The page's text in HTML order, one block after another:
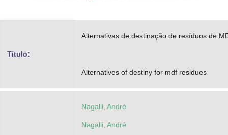
Banco Central do Brasil
Título:
Alternativas de destinação de resíduos de
Alternatives of destiny for mdf residues
Nagalli, André
Nagalli, André